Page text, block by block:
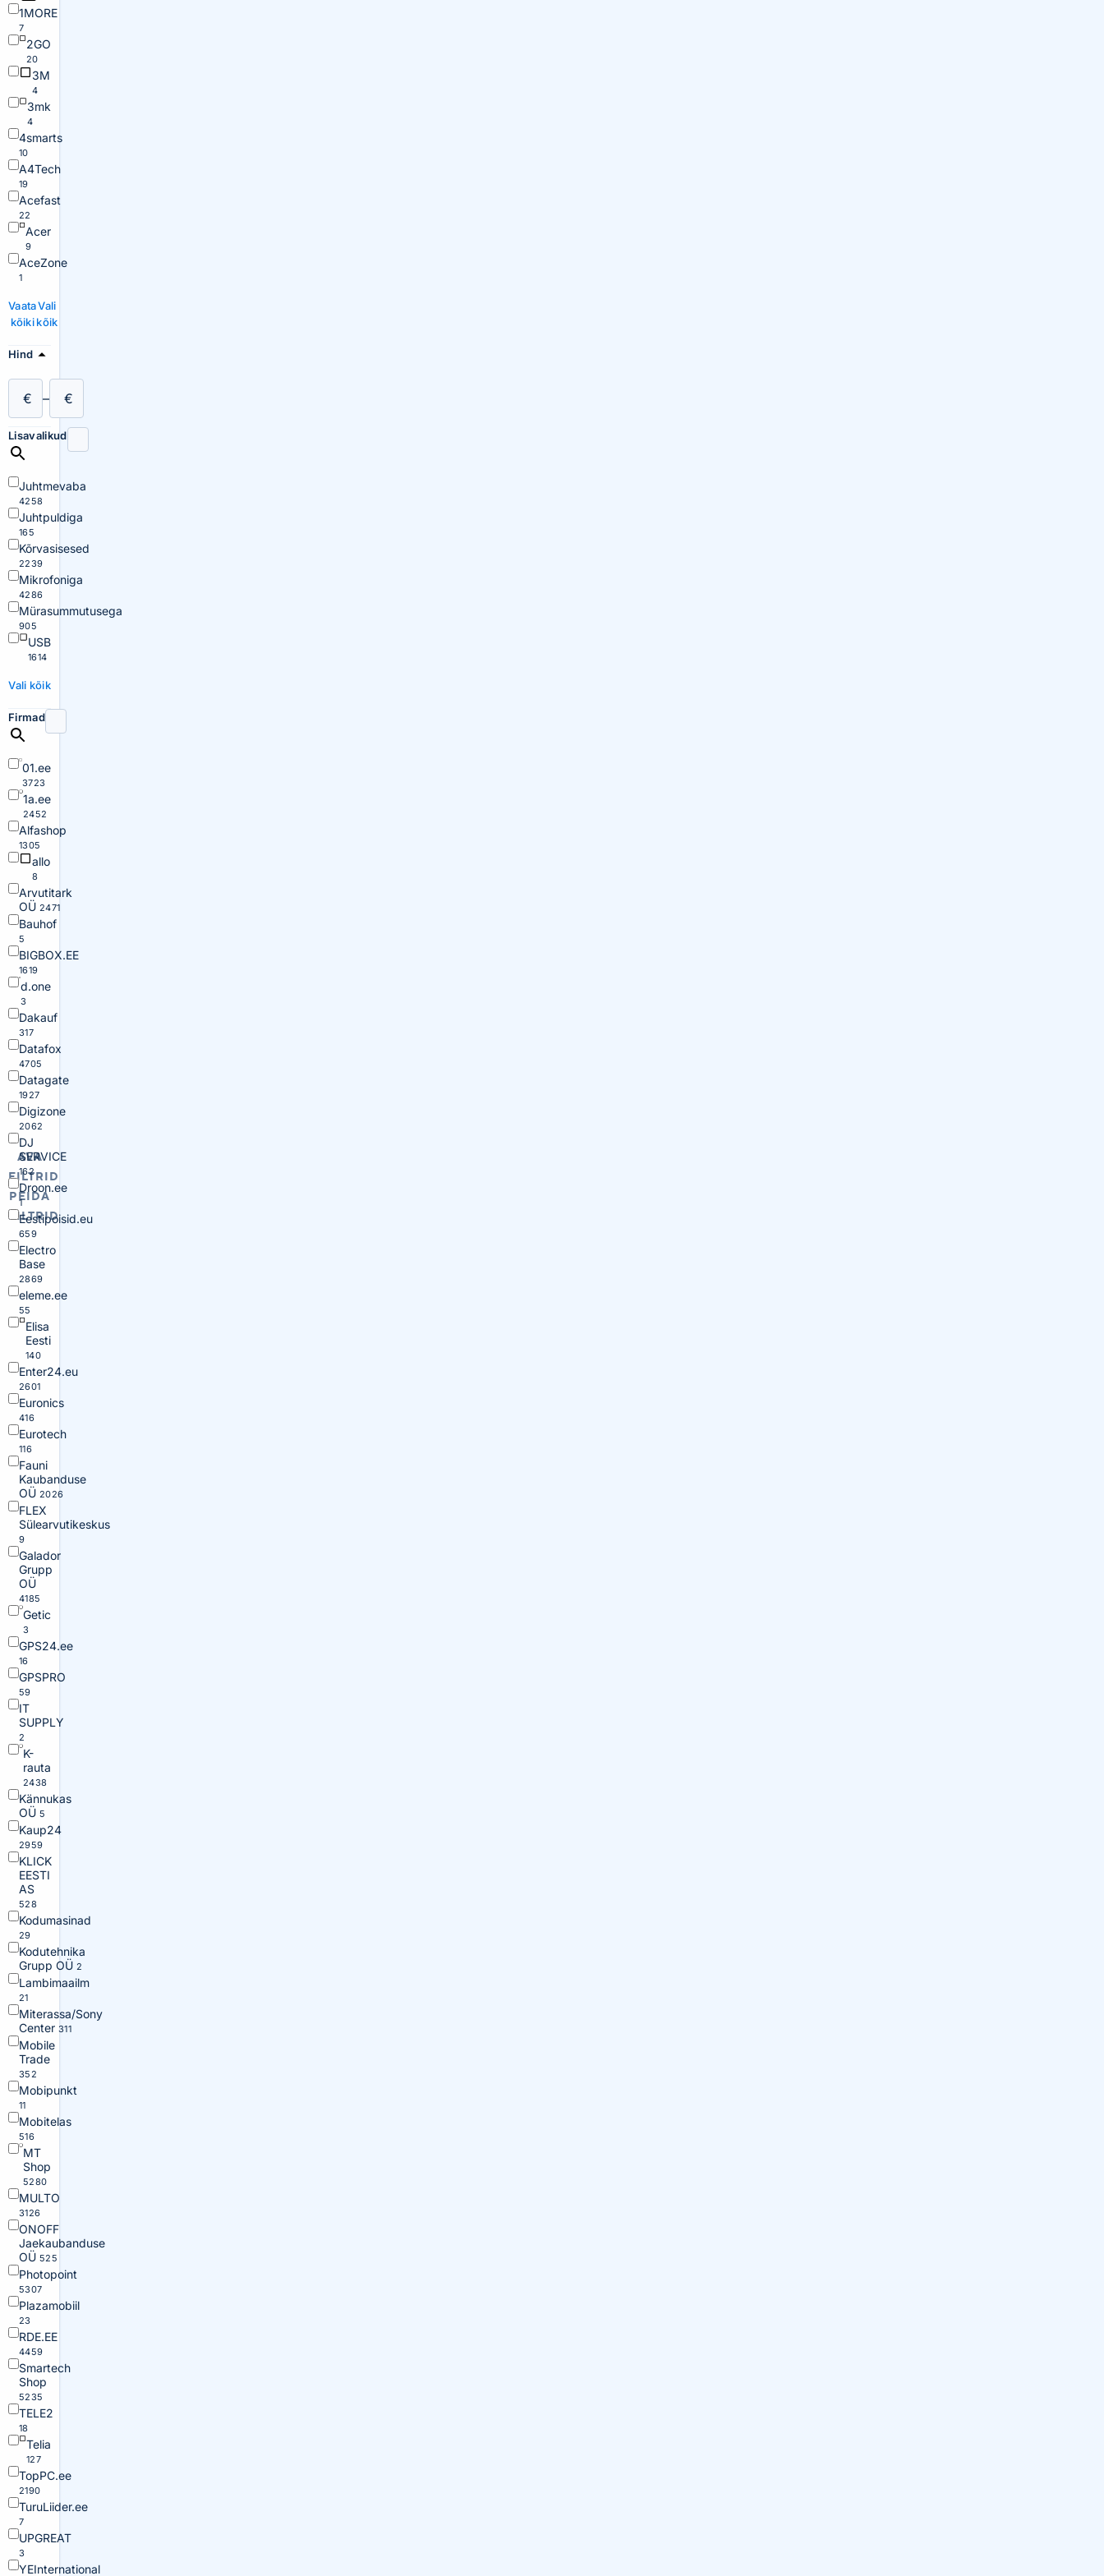
AVA
FILTRID
PEIDA
FILTRID
1MORE
7
2GO
20
3M
4
3mk
4
4smarts
10
A4Tech
19
Acefast
22
Acer
9
AceZone
1
Vaata
kõiki
Vali
kõik
Hind
€ – €
Lisavalikud
Juhtmevaba
4258
Juhtpuldiga
165
Kõrvasisesed
2239
Mikrofoniga
4286
Mürasummutusega
905
USB
1614
Vali kõik
Firmad
01.ee
3723
1a.ee
2452
Alfashop
1305
allo
8
Arvutitark
OÜ 2471
Bauhof
5
BIGBOX.EE
1619
d.one
3
Dakauf
317
Datafox
4705
Datagate
1927
Digizone
2062
DJ
SERVICE
162
Droon.ee
1
Eestipoisid.eu
659
Electro
Base
2869
eleme.ee
55
Elisa
Eesti
140
Enter24.eu
2601
Euronics
416
Eurotech
116
Fauni
Kaubanduse
OÜ 2026
FLEX
Sülearvutikeskus
9
Galador
Grupp
OÜ
4185
Getic
3
GPS24.ee
16
GPSPRO
59
IT
SUPPLY
2
K-
rauta
2438
Kännukas
OÜ 5
Kaup24
2959
KLICK
EESTI
AS
528
Kodumasinad
29
Kodutehnika
Grupp OÜ 2
Lambimaailm
21
Miterassa/Sony
Center 311
Mobile
Trade
352
Mobipunkt
11
Mobitelas
516
MT
Shop
5280
MULTO
3126
ONOFF
Jaekaubanduse
OÜ 525
Photopoint
5307
Plazamobiil
23
RDE.EE
4459
Smartech
Shop
5235
TELE2
18
Telia
127
TopPC.ee
2190
TuruLiider.ee
7
UPGREAT
3
YEInternational